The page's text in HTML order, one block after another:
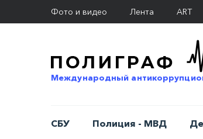
Фото и видео Лента ART
Международный
СБУ Полиция - МВД